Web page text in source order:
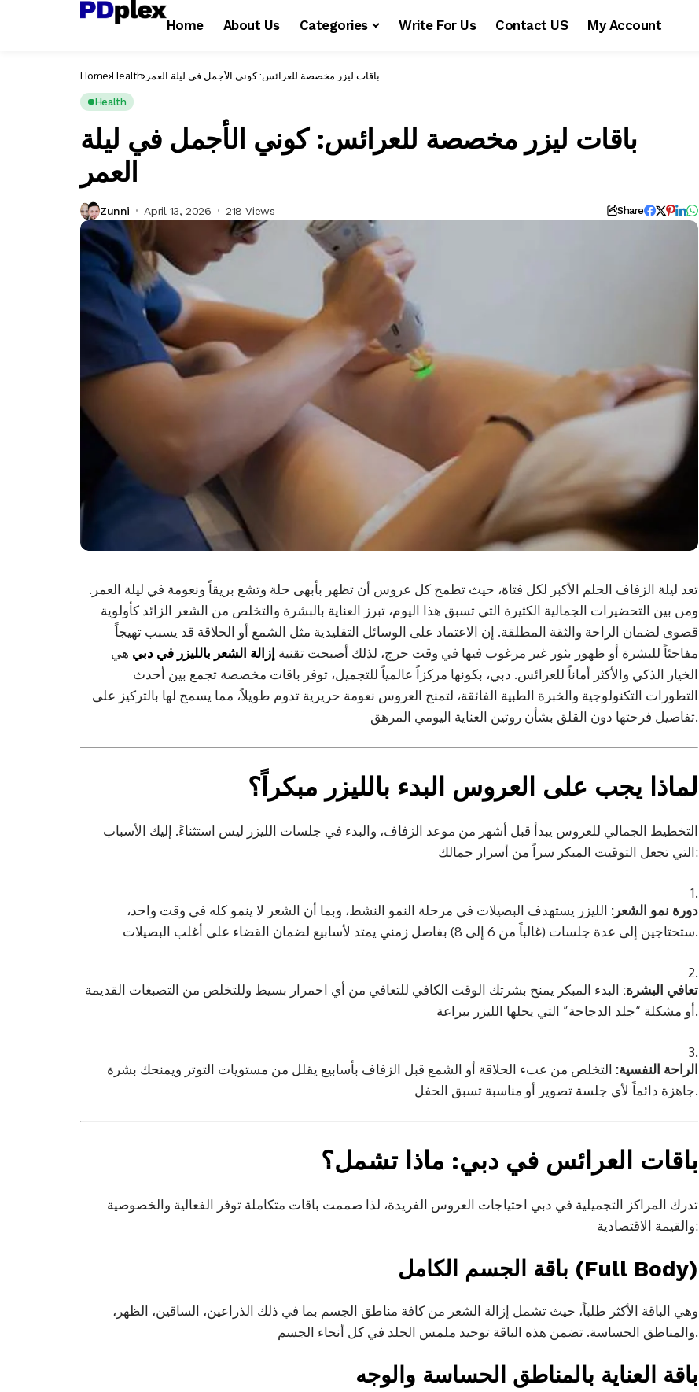
Home About Us Categories Write For Us Contact US My Account
Home Health باقات ليزر مخصصة للعرائس: كوني الأجمل في ليلة العمر
Health
باقات ليزر مخصصة للعرائس: كوني الأجمل في ليلة
العمر
Zunni April 13, 2026 218 Views Share
تعد ليلة الزفاف الحلم الأكبر لكل فتاة، حيث تطمح كل عروس أن تظهر بأبهى حلة وتشع بريقاً ونعومة في ليلة العمر.
ومن بين التحضيرات الجمالية الكثيرة التي تسبق هذا اليوم، تبرز العناية بالبشرة والتخلص من الشعر الزائد كأولوية
قصوى لضمان الراحة والثقة المطلقة. إن الاعتماد على الوسائل التقليدية مثل الشمع أو الحلاقة قد يسبب تهيجاً
مفاجئاً للبشرة أو ظهور بثور غير مرغوب فيها في وقت حرج، لذلك أصبحت تقنية إزالة الشعر بالليزر في دبي هي
الخيار الذكي والأكثر أماناً للعرائس. دبي، بكونها مركزاً عالمياً للتجميل، توفر باقات مخصصة تجمع بين أحدث
التطورات التكنولوجية والخبرة الطبية الفائقة، لتمنح العروس نعومة حريرية تدوم طويلاً، مما يسمح لها بالتركيز على
تفاصيل فرحتها دون القلق بشأن روتين العناية اليومي المرهق.
لماذا يجب على العروس البدء بالليزر مبكراً؟
التخطيط الجمالي للعروس يبدأ قبل أشهر من موعد الزفاف، والبدء في جلسات الليزر ليس استثناءً. إليك الأسباب
التي تجعل التوقيت المبكر سراً من أسرار جمالك:
دورة نمو الشعر: الليزر يستهدف البصيلات في مرحلة النمو النشط، وبما أن الشعر لا ينمو كله في وقت واحد،
ستحتاجين إلى عدة جلسات (غالباً من 6 إلى 8) بفاصل زمني يمتد لأسابيع لضمان القضاء على أغلب البصيلات.
تعافي البشرة: البدء المبكر يمنح بشرتك الوقت الكافي للتعافي من أي احمرار بسيط وللتخلص من التصبغات القديمة
أو مشكلة “جلد الدجاجة” التي يحلها الليزر ببراعة.
الراحة النفسية: التخلص من عبء الحلاقة أو الشمع قبل الزفاف بأسابيع يقلل من مستويات التوتر ويمنحك بشرة
جاهزة دائماً لأي جلسة تصوير أو مناسبة تسبق الحفل.
باقات العرائس في دبي: ماذا تشمل؟
تدرك المراكز التجميلية في دبي احتياجات العروس الفريدة، لذا صممت باقات متكاملة توفر الفعالية والخصوصية
والقيمة الاقتصادية:
باقة الجسم الكامل (Full Body)
وهي الباقة الأكثر طلباً، حيث تشمل إزالة الشعر من كافة مناطق الجسم بما في ذلك الذراعين، الساقين، الظهر،
والمناطق الحساسة. تضمن هذه الباقة توحيد ملمس الجلد في كل أنحاء الجسم.
باقة العناية بالمناطق الحساسة والوجه